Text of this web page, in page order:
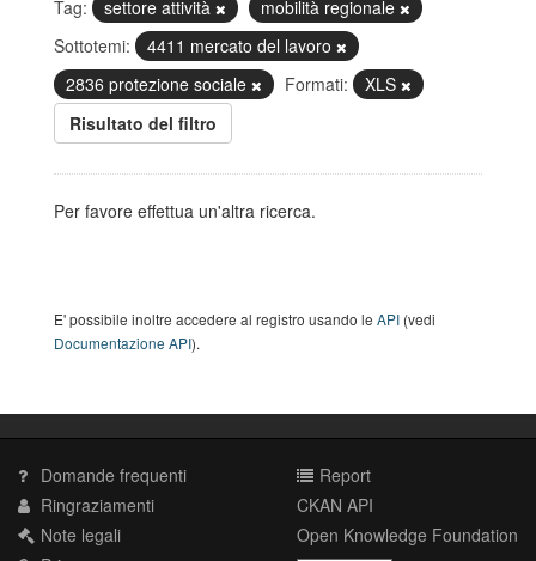
Tag: settore attività
mobilità regionale
Sottotemi:
4411 mercato del lavoro
2836 protezione sociale
Formati:
XLS
Risultato del filtro
Per favore effettua un'altra ricerca.
E' possibile inoltre accedere al registro usando le API (vedi
Documentazione API).
Domande frequenti
Ringraziamenti
Note legali
Report
CKAN API
Open Knowledge Foundation